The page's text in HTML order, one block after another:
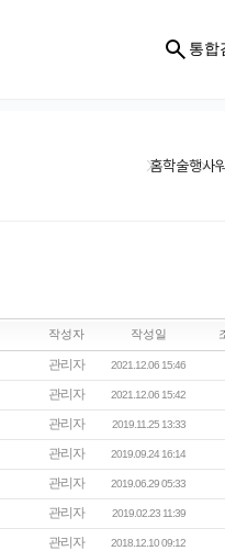
통합
홈학술행사
작성자 작성일
관리자 2021.12.06 15:46
관리자 2021.12.06 15:42
관리자 2019.11.25 13:33
관리자 2019.09.24 16:14
관리자 2019.06.29 05:33
관리자 2019.02.23 11:39
관리자 2018.12.10 09:12